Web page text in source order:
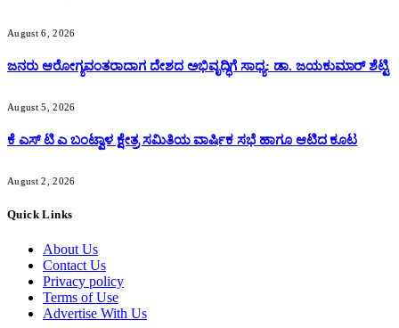
August 6, 2026
ಜನರು ಆರೋಗ್ಯವಂತರಾದಾಗ ದೇಶದ ಅಭಿವೃದ್ಧಿಗೆ ಸಾಧ್ಯ: ಡಾ. ಜಯಕುಮಾರ್ ಶೆಟ್ಟಿ
August 5, 2026
ಕೆ ಎಸ್ ಟಿ ಎ ಬಂಟ್ವಾಳ ಕ್ಷೇತ್ರ ಸಮಿತಿಯ ವಾರ್ಷಿಕ ಸಭೆ ಹಾಗೂ ಆಟಿದ ಕೂಟ
August 2, 2026
Quick Links
About Us
Contact Us
Privacy policy
Terms of Use
Advertise With Us